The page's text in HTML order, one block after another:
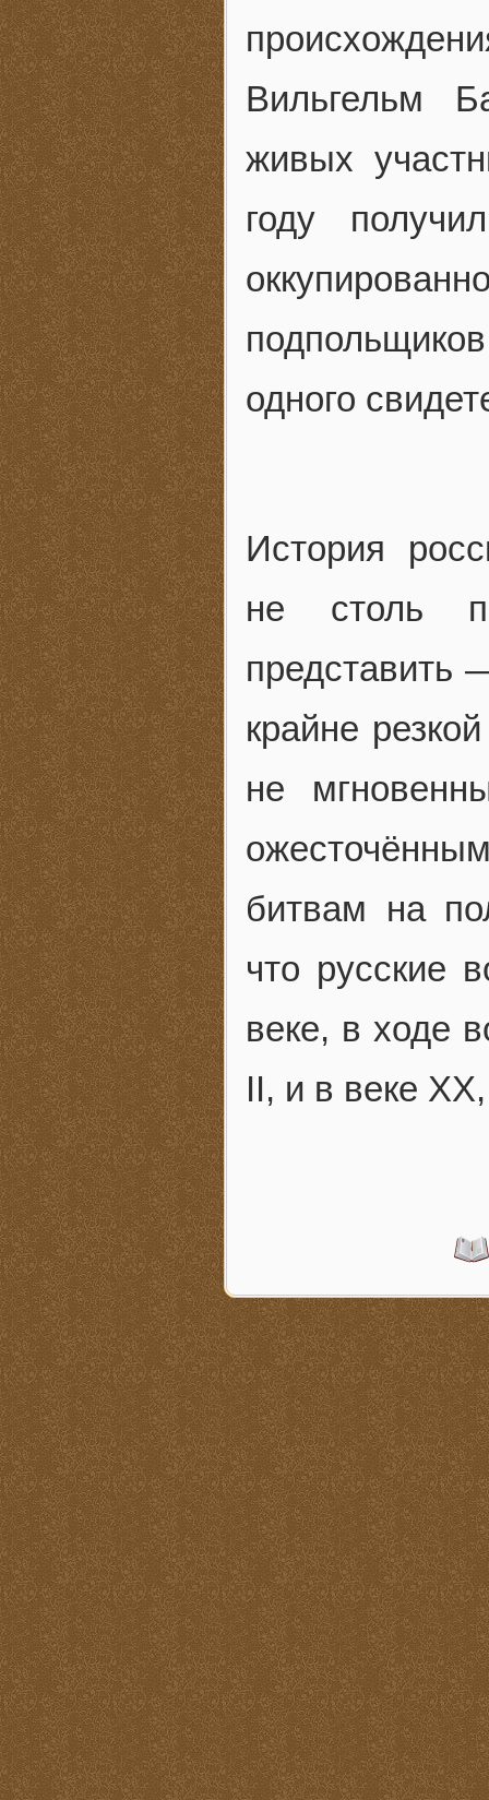
Вильгельм
живых
году
одного
История
не столь
представить
крайне
не
битвам на
что русские
веке, в ходе
II, и в веке